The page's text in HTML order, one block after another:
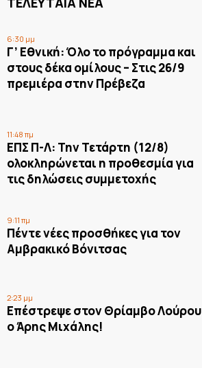
6:30 μμ
Γ’ Εθνική: Όλο το πρόγραμμα και
στους δέκα ομίλους – Στις 26/9
πρεμιέρα στην Πρέβεζα
11:48 πμ
ΕΠΣ Π-Λ: Την Τετάρτη (12/8)
ολοκληρώνεται η προθεσμία για
τις δηλώσεις συμμετοχής
9:11 πμ
Πέντε νέες προσθήκες για τον
Αμβρακικό Βόνιτσας
2:23 μμ
Επέστρεψε στον Θρίαμβο Λούρου
ο Άρης Μιχάλης!